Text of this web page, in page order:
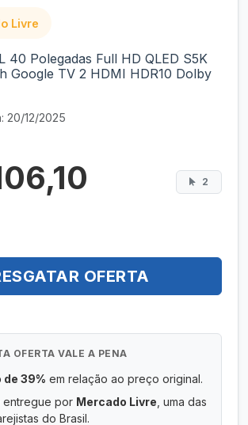
Livre
40 Polegadas Full HD QLED S5K
Google TV 2 HDMI HDR10 Dolby
20/12/2025
2
OFERTA
OFERTA VALE A PENA
39% em relação ao preço original.
entregue por Mercado Livre , uma das
do Brasil.